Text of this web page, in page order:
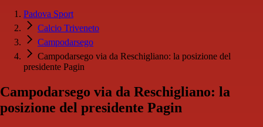
Padova Sport
Calcio Triveneto
Campodarsego
Campodarsego via da Reschigliano: la posizione del
presidente Pagin
Campodarsego via da Reschigliano: la
posizione del presidente Pagin